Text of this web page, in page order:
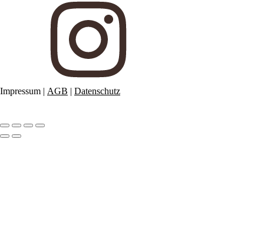
Impressum | AGB | Datenschutz